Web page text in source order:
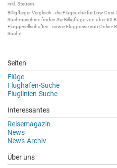
inkl. Steuern.
BilligfliegerVergleich - die Flugsuchefür Low Cost
Suchmaschinefinden Sie Billigflügevon über 60
Fluggesellschaften - sowie Flugpreise von Online
Suche
Seiten
Flüge
Flughafen-Suche
Fluglinien-Suche
Interessantes
Reisemagazin
News
News-Archiv
Über uns